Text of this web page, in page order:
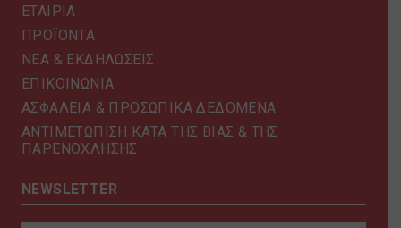
ΕΤΑΙΡΙΑ
ΠΡΟΪΟΝΤΑ
ΝΕΑ & ΕΚΔΗΛΩΣΕΙΣ
ΕΠΙΚΟΙΝΩΝΙΑ
ΑΣΦΑΛΕΙΑ & ΠΡΟΣΩΠΙΚΑ ΔΕΔΟΜΕΝΑ
ΑΝΤΙΜΕΤΩΠΙΣΗ ΚΑΤΑ ΤΗΣ ΒΙΑΣ & ΤΗΣ
ΠΑΡΕΝΟΧΛΗΣΗΣ
NEWSLETTER